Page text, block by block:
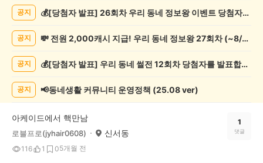
록
공지 💰[당첨자 발표] 26회차 우리 동네 정보왕 이벤트 당첨자를 발표합니다!
공지 💸 전원 2,000캐시 지급! 우리 동네 정보왕 27회차 (~8/10)
공지 💰[당첨자 발표] 우리 동네 썰전 12회차 당첨자를 발표합니다!
공지 📢동네생활 커뮤니티 운영정책 (25.08 ver)
아케이드에서 핵만남
로블프로(jyhair0608) 신서동
116 1 05개월 전
1
댓글